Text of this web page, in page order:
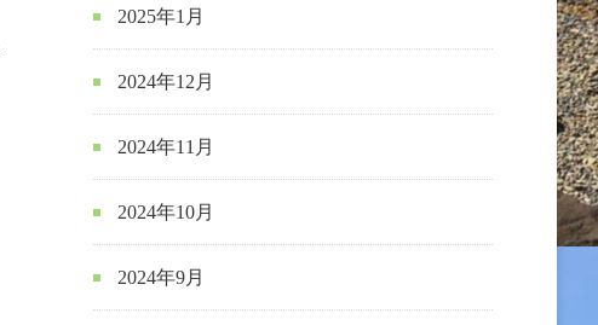
2025年1月
2024年12月
2024年11月
2024年10月
2024年9月